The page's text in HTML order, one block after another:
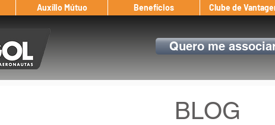
Auxílio Mútuo Benefícios Clube de
Quero me
BLOG